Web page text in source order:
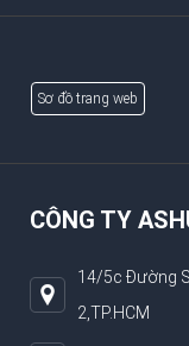
Sơ đồ trang web
CÔNG TY
14/5c Đường
2,TP.HCM